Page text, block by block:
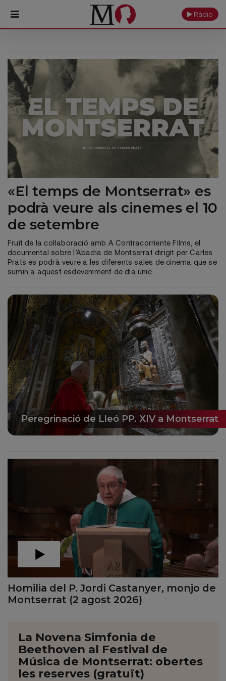
Monestir
Cultura
Actualitat
Ofrenes
Reserves
Ràdio
«El temps de Montserrat» es
podrà veure als cinemes el 10
de setembre
Fruit de la col·laboració amb A Contracorriente Films, el
documental sobre l’Abadia de Montserrat dirigit per Carles
Prats es podrà veure a les diferents sales de cinema que se
sumin a aquest esdeveniment de dia únic.
Peregrinació de Lleó PP. XIV a Montserrat
Homilia del P. Jordi Castanyer, monjo de
Montserrat (2 agost 2026)
La Novena Simfonia de
Beethoven al Festival de
Música de Montserrat: obertes
les reserves (gratuït)